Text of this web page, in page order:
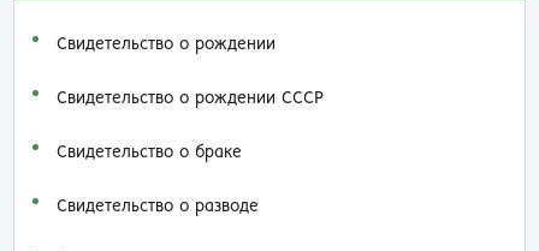
Свидетельство о рождении
Свидетельство о рождении СССР
Свидетельство о браке
Свидетельство о разводе